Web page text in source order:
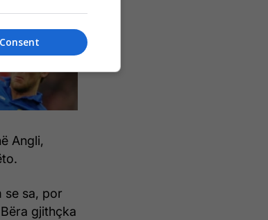
Angli,
se sa, por
gjithçka
Consent